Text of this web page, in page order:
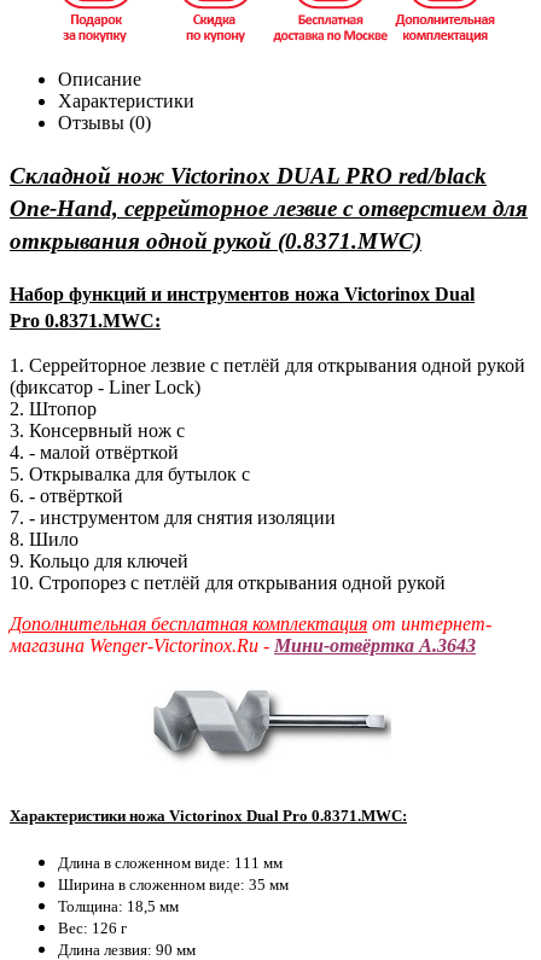
Описание
Характеристики
Отзывы (0)
Складной нож Victorinox DUAL PRO red/black
One-Hand, серрейторное лезвие с отверстием для
открывания одной рукой (0.8371.MWC)
Набор функций и инструментов ножа Victorinox Dual
Pro 0.8371.MWC:
1. Cеррейторное лезвие с петлёй для открывания одной рукой
(фиксатор - Liner Lock)
2. Штопор
3. Консервный нож с
4. - малой отвёрткой
5. Открывалка для бутылок с
6. - отвёрткой
7. - инструментом для снятия изоляции
8. Шило
9. Кольцо для ключей
10. Стропорез с петлёй для открывания одной рукой
Дополнительная бесплатная комплектация от интернет-
магазина Wenger-Victorinox.Ru - Мини-отвёртка A.3643
Характеристики ножа Victorinox Dual Pro 0.8371.MWC:
Длина в сложенном виде: 111 мм
Ширина в сложенном виде: 35 мм
Толщина: 18,5 мм
Вес: 126 г
Длина лезвия: 90 мм